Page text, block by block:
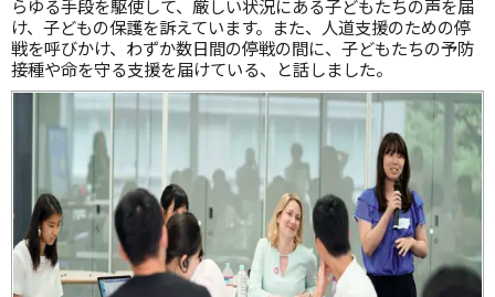
らゆる手段を駆使して、厳しい状況にある子どもたちの声を届
け、子どもの保護を訴えています。また、人道支援のための停
戦を呼びかけ、わずか数日間の停戦の間に、子どもたちの予防
接種や命を守る支援を届けている、と話しました。